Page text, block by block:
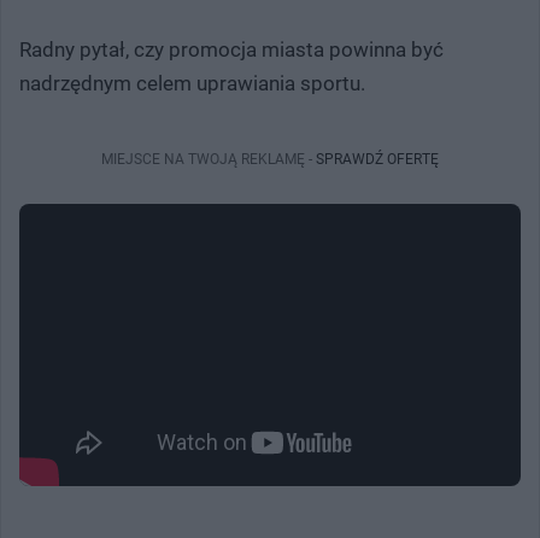
Radny pytał, czy promocja miasta powinna być
nadrzędnym celem uprawiania sportu.
MIEJSCE NA TWOJĄ REKLAMĘ - SPRAWDŹ OFERTĘ